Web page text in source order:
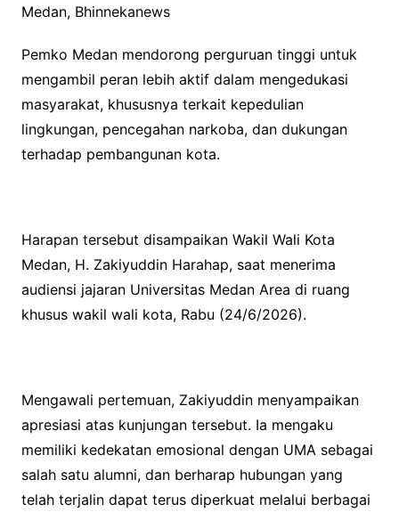
Medan, Bhinnekanews
Pemko Medan mendorong perguruan tinggi untuk
mengambil peran lebih aktif dalam mengedukasi
masyarakat, khususnya terkait kepedulian
lingkungan, pencegahan narkoba, dan dukungan
terhadap pembangunan kota.
Harapan tersebut disampaikan Wakil Wali Kota
Medan, H. Zakiyuddin Harahap, saat menerima
audiensi jajaran Universitas Medan Area di ruang
khusus wakil wali kota, Rabu (24/6/2026).
Mengawali pertemuan, Zakiyuddin menyampaikan
apresiasi atas kunjungan tersebut. Ia mengaku
memiliki kedekatan emosional dengan UMA sebagai
salah satu alumni, dan berharap hubungan yang
telah terjalin dapat terus diperkuat melalui berbagai